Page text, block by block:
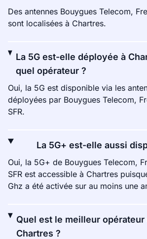
Des antennes Bouygues Telecom,
sont localisées à Chartres.
La 5G est-elle déployée à
quel opérateur ?
Oui, la 5G est disponible via les
déployées par Bouygues Telecom,
SFR.
La 5G+ est-elle aussi
Oui, la 5G+ de Bouygues Telecom,
SFR est accessible à Chartres
Ghz a été activée sur au moins une
Quel est le meilleur opérateur
Chartres ?